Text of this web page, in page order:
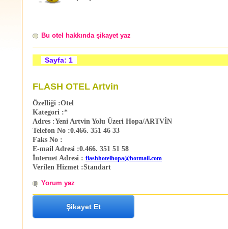
Bu otel hakkında şikayet yaz
Sayfa: 1
FLASH OTEL Artvin
Özelliği :Otel
Kategori :*
Adres :Yeni Artvin Yolu Üzeri Hopa/ARTVİN
Telefon No :0.466. 351 46 33
Faks No :
E-mail Adresi :0.466. 351 51 58
İnternet Adresi : flashhotelhopa@hotmail.com
Verilen Hizmet :Standart
Yorum yaz
Şikayet Et